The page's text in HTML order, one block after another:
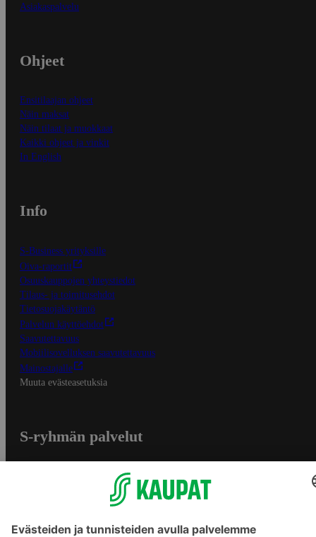
Asiakaspalvelu
Ohjeet
Ensitilaajan ohjeet
Näin maksat
Näin tilaat ja muokkaat
Kaikki ohjeet ja vinkit
In English
Info
S-Business yrityksille
Oiva-raportit
Osuuskauppojen yhteystiedot
Tilaus- ja toimitusehdot
Tietosuojakäytäntö
Palvelun käyttöehdot
Saavutettavuus
Mobiilisovelluksen saavutettavuus
Mainostajalle
Muuta evästeasetuksia
S-ryhmän palvelut
Yhteishyvä Ruoka -sovellus
S-ostoslista -sovellus